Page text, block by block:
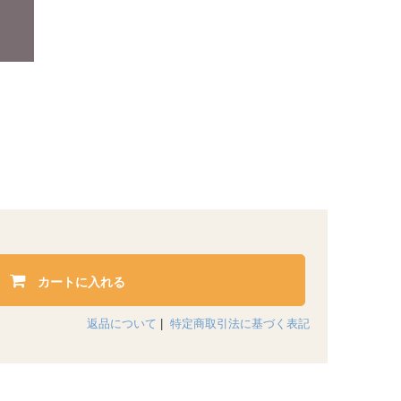
カートに入れる
返品について 特定商取引法に基づく表記